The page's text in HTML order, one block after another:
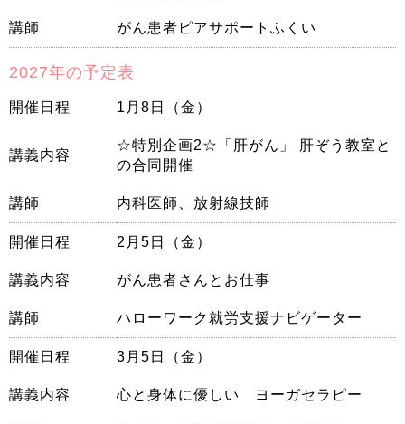
講師 がん患者ピアサポートふくい
2027年の予定表
開催日程 1月8日（金）
講義内容
☆特別企画2☆「肝がん」 肝ぞう教室と
の合同開催
講師 内科医師、放射線技師
開催日程 2月5日（金）
講義内容 がん患者さんとお仕事
講師 ハローワーク就労支援ナビゲーター
開催日程 3月5日（金）
講義内容 心と身体に優しい ヨーガセラピー